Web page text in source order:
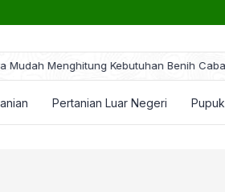
Menghitung Kebutuhan Benih Cabai/Cabe
Pertanian Luar Negeri Pupuk